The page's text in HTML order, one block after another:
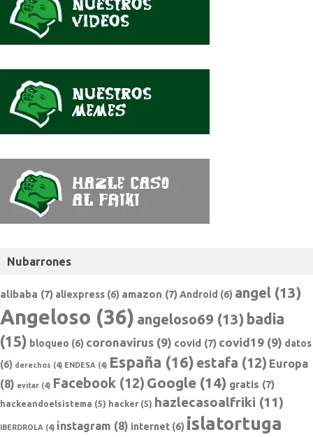
Nubarrones
alibaba (7) aliexpress (6) amazon (7)Android (6) angel (13)
Angeloso (36) angeloso69 (13) badia
(15) bloqueo (6) coronavirus (9) covid (7) covid19 (9) datos
(6) derechos (4) ENDESA (4) España (16) estafa (12) Europa
(8) evitar (4) Facebook (12) Google (14) gratis (7)
hackeandoelsistema (5) hacker (5) hazlecasoalfriki (11)
IBERDROLA (4) instagram (8) internet (6) islatortuga